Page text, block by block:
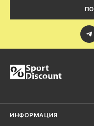
Внешней материал
потому что создавался
Все материалы
Кроссовки reebok classic
Херсоне, Хмельницком,
городах Украины.
ИНФОРМАЦИЯ